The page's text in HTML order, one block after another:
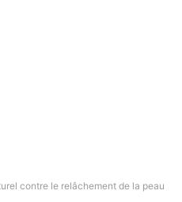
contre le relâchement de la peau